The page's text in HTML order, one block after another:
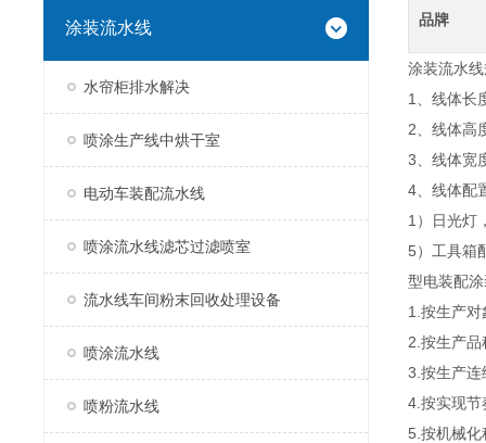
涂装流水线
水帘柜排水解决
喷涂生产线中烘干室
电动车装配流水线
喷涂流水线滤芯过滤喷室
流水线车间粉末回收处理设备
喷涂流水线
喷粉流水线
品牌
涂装流水
1、线体长
2、线体高
3、线体宽
4、线体配
1）日光灯
5）工具箱
型电装配
1.按生产
2.按生产
3.按生产连
4.按实现节
5.按机械化